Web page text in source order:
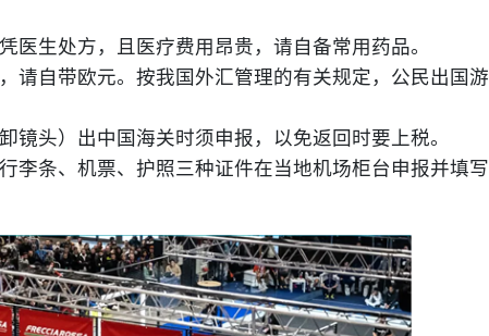
生处方，且医疗费用昂贵，请自备常用药品。
自带欧元。按我国外汇管理的有关规定，公民出国游
头）出中国海关时须申报，以免返回时要上税。
李条、机票、护照三种证件在当地机场柜台申报并填写